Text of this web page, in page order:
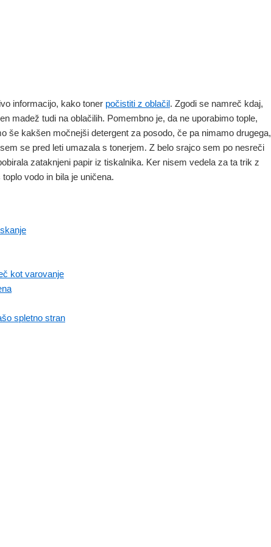
informacijo, kako toner počistiti z oblačil. Zgodi se namreč kdaj,
madež tudi na oblačilih. Pomembno je, da ne uporabimo tople,
še kakšen močnejši detergent za posodo, če pa nimamo drugega,
se pred leti umazala s tonerjem. Z belo srajco sem po nesreči
zataknjeni papir iz tiskalnika. Ker nisem vedela za ta trik z
vodo in bila je uničena.
kot varovanje
spletno stran